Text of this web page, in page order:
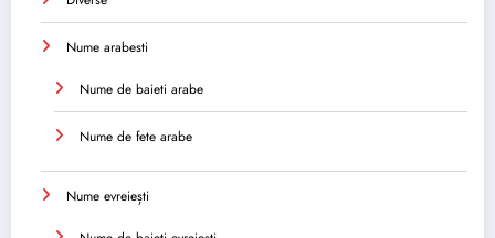
Nume arabesti
Nume de baieti arabe
Nume de fete arabe
Nume evreiești